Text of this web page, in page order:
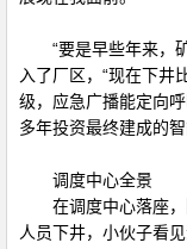
“要是早些年来，
入了厂区，“现在下井
级，应急广播能定向
多年投资最终建成的
调度中心
在调度中心落座
人员下井，小伙子看